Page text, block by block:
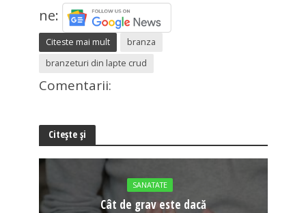
ne:
Citeste mai mult
branza
branzeturi din lapte crud
Comentarii:
Citește și
SANATATE
Cât de grav este dacă